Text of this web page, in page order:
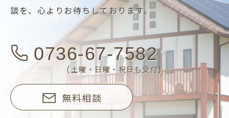
談を、 心よりお待ちしております。
0736-67-7582
(土曜・日曜・祝日も受付)
無料相談